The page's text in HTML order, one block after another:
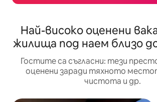
Най-високо оценени
жилища под наем близо
Гостите са съгласни: тези
оценени заради тяхното
чистота и др.